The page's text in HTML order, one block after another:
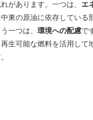
があります。一つは、 エ
東の原油に依存している
一つは、 環境への配慮で
生可能な燃料を活用して